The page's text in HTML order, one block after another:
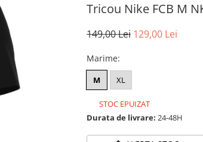
Tricou Nike FCB M
149,00 Lei 129,00 Lei
Marime:
M XL
STOC EPUIZAT
Durata de livrare: 24-48H